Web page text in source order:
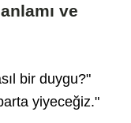
ve
bir duygu?"
yiyeceğiz."